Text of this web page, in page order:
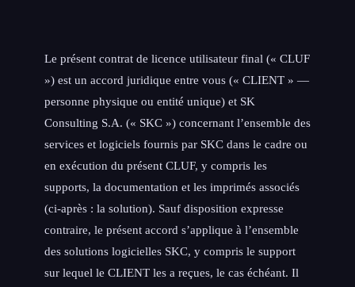
Le présent contrat de licence utilisateur final (« CLUF
») est un accord juridique entre vous (« CLIENT » —
personne physique ou entité unique) et SK
Consulting S.A. (« SKC ») concernant l’ensemble des
services et logiciels fournis par SKC dans le cadre ou
en exécution du présent CLUF, y compris les
supports, la documentation et les imprimés associés
(ci-après : la solution). Sauf disposition expresse
contraire, le présent accord s’applique à l’ensemble
des solutions logicielles SKC, y compris le support
sur lequel le CLIENT les a reçues, le cas échéant. Il